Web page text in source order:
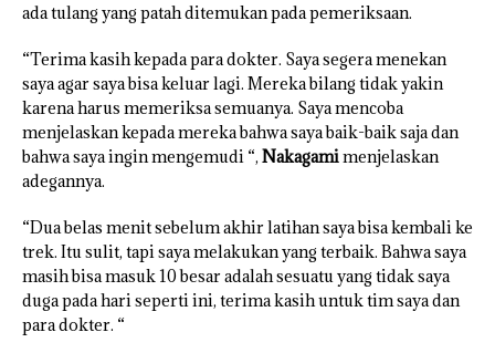
ada tulang yang patah ditemukan pada pemeriksaan.
“Terima kasih kepada para dokter. Saya segera menekan
saya agar saya bisa keluar lagi. Mereka bilang tidak yakin
karena harus memeriksa semuanya. Saya mencoba
menjelaskan kepada mereka bahwa saya baik-baik saja dan
bahwa saya ingin mengemudi “, Nakagamimenjelaskan
adegannya.
“Dua belas menit sebelum akhir latihan saya bisa kembali ke
trek. Itu sulit, tapi saya melakukan yang terbaik. Bahwa saya
masih bisa masuk 10 besar adalah sesuatu yang tidak saya
duga pada hari seperti ini, terima kasih untuk tim saya dan
para dokter. “